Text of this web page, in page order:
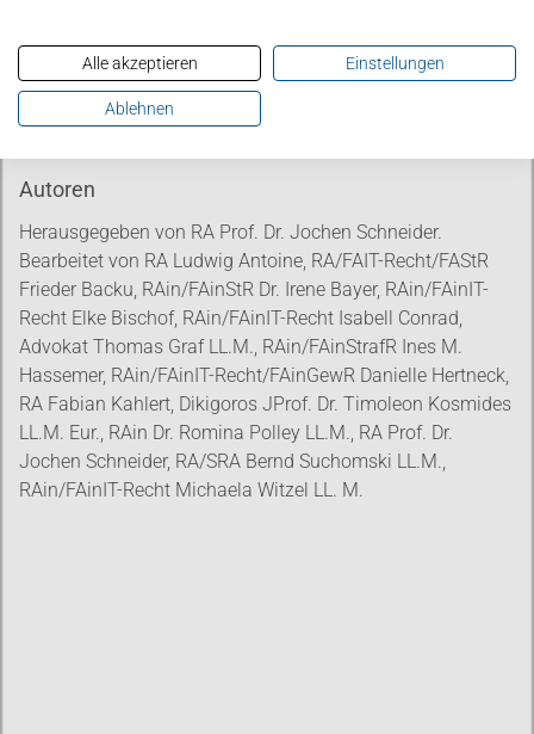
von Vertragsmustern sowie Vertrags- und Klauselbeispiele
stellen für den Rechtsberater wertvolle Orientierungshilfen
dar.
Autoren
Herausgegeben von RA Prof. Dr. Jochen Schneider.
Bearbeitet von RA Ludwig Antoine, RA/FAIT-Recht/FAStR
Frieder Backu, RAin/FAinStR Dr. Irene Bayer, RAin/FAinIT-
Recht Elke Bischof, RAin/FAinIT-Recht Isabell Conrad,
Advokat Thomas Graf LL.M., RAin/FAinStrafR Ines M.
Hassemer, RAin/FAinIT-Recht/FAinGewR Danielle Hertneck,
RA Fabian Kahlert, Dikigoros JProf. Dr. Timoleon Kosmides
LL.M. Eur., RAin Dr. Romina Polley LL.M., RA Prof. Dr.
Jochen Schneider, RA/SRA Bernd Suchomski LL.M.,
RAin/FAinIT-Recht Michaela Witzel LL. M.
Alle akzeptieren Einstellungen
Ablehnen